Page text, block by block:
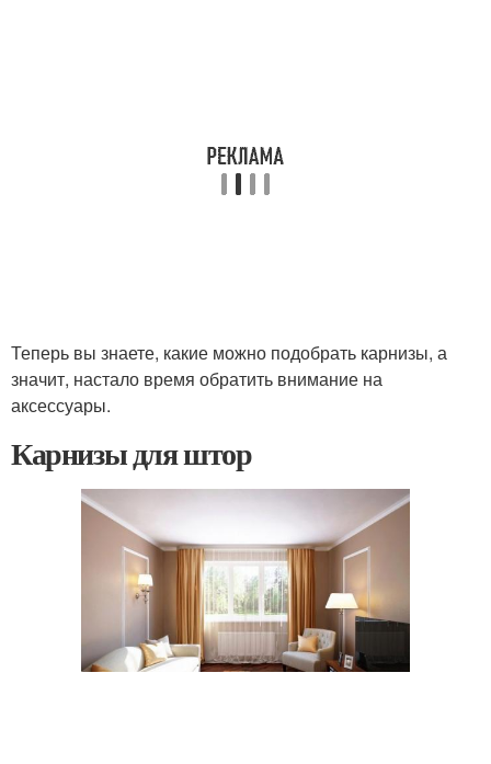
Теперь вы знаете, какие можно подобрать карнизы, а
значит, настало время обратить внимание на
аксессуары.
Карнизы для штор